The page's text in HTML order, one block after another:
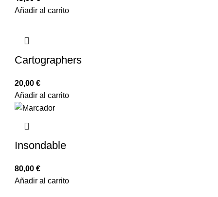
Añadir al carrito
Cartographers
20,00 €
Añadir al carrito
Insondable
80,00 €
Añadir al carrito